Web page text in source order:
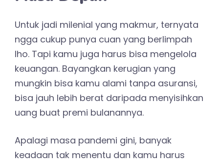
Untuk jadi milenial yang makmur, ternyata
ngga cukup punya cuan yang berlimpah
lho. Tapi kamu juga harus bisa mengelola
keuangan. Bayangkan kerugian yang
mungkin bisa kamu alami tanpa asuransi,
bisa jauh lebih berat daripada menyisihkan
uang buat premi bulanannya.
Apalagi masa pandemi gini, banyak
keadaan tak menentu dan kamu harus